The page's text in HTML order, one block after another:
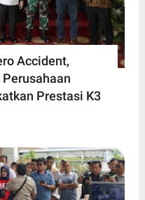
Accident,
Prestasi K3